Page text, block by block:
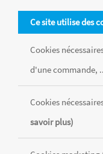
Ce site utilise des
Cookies
d'une commande,
Cookies
savoir plus)
Tous les produits sont